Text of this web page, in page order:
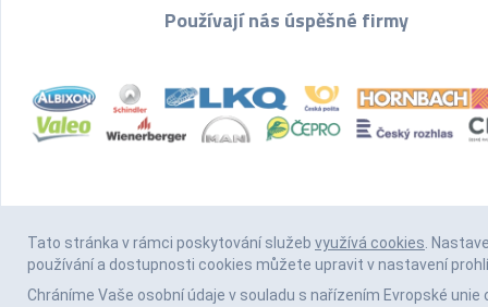
Používají nás úspěšné firmy
Tato stránka v rámci poskytování služeb využívá cookies.
používání a dostupnosti cookies můžete upravit v nastavení
Chráníme Vaše osobní údaje v souladu s nařízením Evropské unie